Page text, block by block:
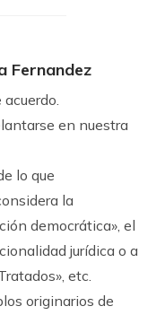
Fernandez
en nuestra
lo que
la
democrática», el
jurídica o a
etc.
originarios de